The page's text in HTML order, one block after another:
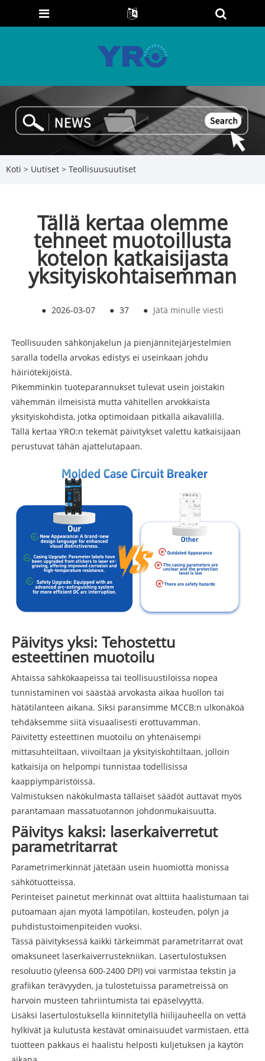
Koti > Uutiset > Teollisuusuutiset
Tällä kertaa olemme
tehneet muotoillusta
kotelon katkaisijasta
yksityiskohtaisemman
● 2026-03-07 ● 37 ● Jätä minulle viesti
Teollisuuden sähkönjakelun ja pienjännitejärjestelmien
saralla todella arvokas edistys ei useinkaan johdu
häiriötekijöistä.
Pikemminkin tuoteparannukset tulevat usein joistakin
vähemmän ilmeisistä mutta vähitellen arvokkaista
yksityiskohdista, jotka optimoidaan pitkällä aikavälillä.
Tällä kertaa YRO:n tekemät päivitykset valettu katkaisijaan
perustuvat tähän ajattelutapaan.
Päivitys yksi: Tehostettu
esteettinen muotoilu
Ahtaissa sähkökaapeissa tai teollisuustiloissa nopea
tunnistaminen voi säästää arvokasta aikaa huollon tai
hätätilanteen aikana. Siksi paransimme MCCB:n ulkonäköä
tehdäksemme siitä visuaalisesti erottuvamman.
Päivitetty esteettinen muotoilu on yhtenäisempi
mittasuhteiltaan, viivoiltaan ja yksityiskohtiltaan, jolloin
katkaisija on helpompi tunnistaa todellisissa
kaappiympäristöissä.
Valmistuksen näkökulmasta tällaiset säädöt auttavat myös
parantamaan massatuotannon johdonmukaisuutta.
Päivitys kaksi: laserkaiverretut
parametritarrat
Parametrimerkinnät jätetään usein huomiotta monissa
sähkötuotteissa.
Perinteiset painetut merkinnät ovat alttiita haalistumaan tai
putoamaan ajan myötä lämpötilan, kosteuden, pölyn ja
puhdistustoimenpiteiden vuoksi.
Tässä päivityksessä kaikki tärkeimmät parametritarrat ovat
omaksuneet laserkaiverrustekniikan. Lasertulostuksen
resoluutio (yleensä 600-2400 DPI) voi varmistaa tekstin ja
grafiikan terävyyden, ja tulostetuissa parametreissä on
harvoin musteen tahriintumista tai epäselvyyttä.
Lisäksi lasertulostuksella kiinnitetyllä hiilijauheella on vettä
hylkivät ja kulutusta kestävät ominaisuudet varmistaen, että
tuotteen pakkaus ei haalistu helposti kuljetuksen ja käytön